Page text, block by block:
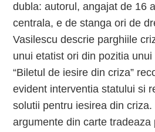
dubla: autorul, angajat de 16
centrala, e de stanga ori de
Vasilescu descrie parghiile
unui etatist ori din pozitia
“Biletul de iesire din criza”
evident interventia statului si
solutii pentru iesirea din
argumente din carte tradeaza